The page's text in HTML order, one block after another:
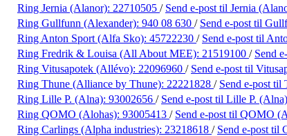
Ring Jernia (Alanor): 22710505 / Send e-post til Jernia
Ring Gullfunn (Alexander): 940 08 630 / Send e-post til
Ring Anton Sport (Alfa Sko): 45722230 / Send e-post til
Ring Fredrik & Louisa (All About MEE): 21519100 / Send
Ring Vitusapotek (Allévo): 22096960 / Send e-post til
Ring Thune (Alliance by Thune): 22221828 / Send e-post til
Ring Lille P. (Alna): 93002656 / Send e-post til Lille P. (Alna)
Ring QOMO (Alohas): 93005413 / Send e-post til QOMO
Ring Carlings (Alpha industries): 23218618 / Send e-post til